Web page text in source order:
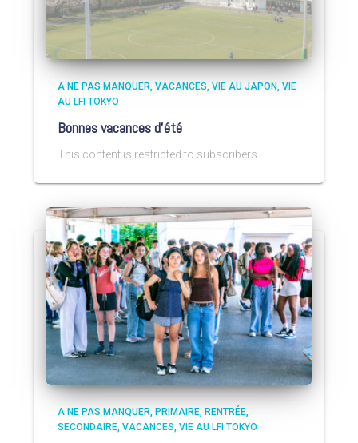
A NE PAS MANQUER VACANCES VIE AU JAPON VIE
AU LFI TOKYO
Bonnes vacances d’été
This content is restricted to subscribers
A NE PAS MANQUER PRIMAIRE RENTRÉE
SECONDAIRE VACANCES VIE AU LFI TOKYO